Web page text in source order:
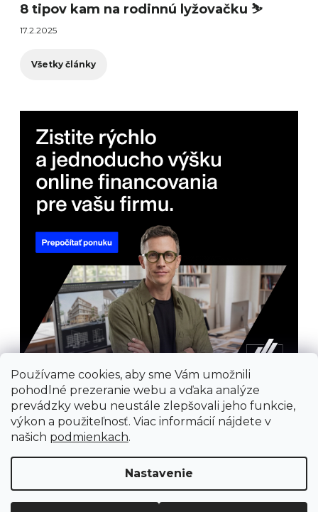
Používame cookies, aby sme Vám umožnili
pohodlné prezeranie webu a vďaka analýze
prevádzky webu neustále zlepšovali jeho funkcie,
výkon a použiteľnosť. Viac informácií nájdete v
našich podmienkach.
Nastavenie
8 tipov kam na rodinnú lyžovačku ⛷️
17.2.2025
Všetky články
Prijímame online platby